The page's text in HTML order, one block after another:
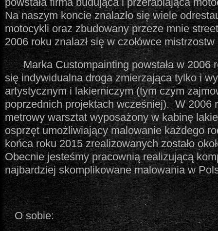
Na naszym koncie znalazło się wiele
motocykli oraz zbudowany przeze mnie
2006 roku znalazł się w czołówce
Marka Custompainting powstała w 2006
się indywidualna droga zmierzająca tylko i
artystycznym i lakierniczym (tym czym
poprzednich projektach wcześniej). W 2006
metrowy warsztat wyposażony w kabinę
osprzęt umożliwiający malowanie każdego
końca roku 2015 zrealizowanych zostało
Obecnie jesteśmy pracownią realizującą
najbardziej skomplikowane malowania w
O sobie: